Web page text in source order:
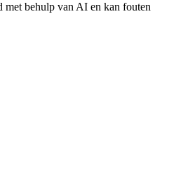
met behulp van AI en kan fouten